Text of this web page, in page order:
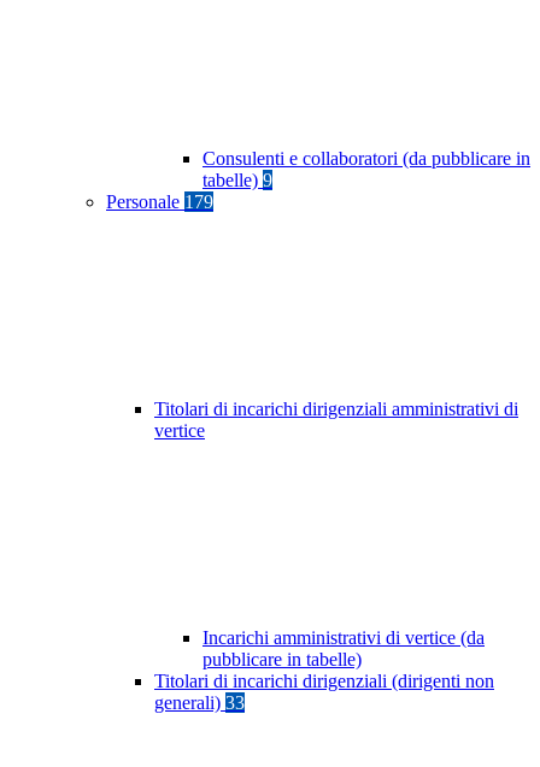
Consulenti e collaboratori (da pubblicare in
tabelle) 9
Personale 179
Titolari di incarichi dirigenziali amministrativi di
vertice
Incarichi amministrativi di vertice (da
pubblicare in tabelle)
Titolari di incarichi dirigenziali (dirigenti non
generali) 33